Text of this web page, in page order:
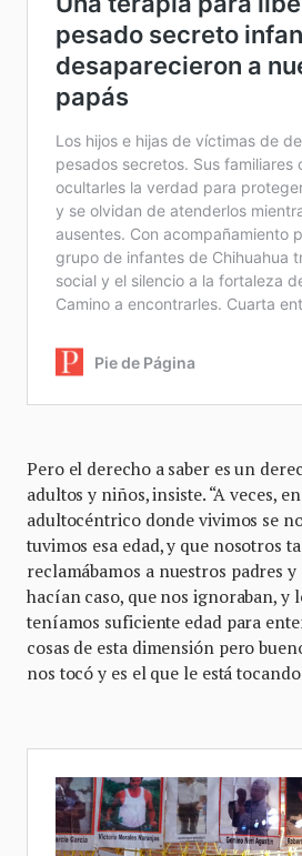
Pero el derecho a saber es un
adultos y niños, insiste. “A veces,
adultocéntrico donde vivimos se
tuvimos esa edad, y que nosotros
reclamábamos a nuestros padres
hacían caso, que nos ignoraban, y
teníamos suficiente edad para
cosas de esta dimensión pero
nos tocó y es el que le está